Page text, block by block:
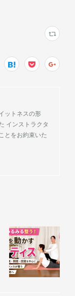
ットネスの形
インストラクタ
とをお約束いた